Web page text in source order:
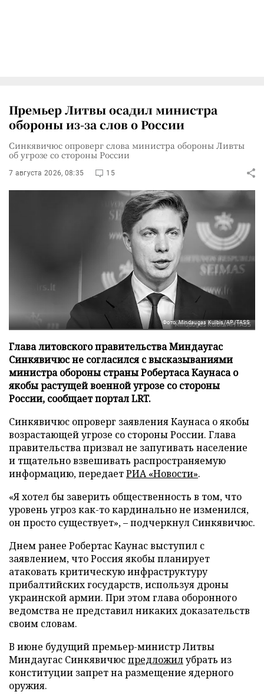
Премьер Литвы осадил министра
обороны из-за слов о России
Синкявичюс опроверг слова министра обороны Ливты
об угрозе со стороны России
7 августа 2026, 08:35 15
Фото: Mindaugas Kulbis/AP/TASS
Глава литовского правительства Миндаугас
Синкявичюс не согласился с высказываниями
министра обороны страны Робертаса Каунаса о
якобы растущей военной угрозе со стороны
России, сообщает портал LRT.
Синкявичюс опроверг заявления Каунаса о якобы
возрастающей угрозе со стороны России. Глава
правительства призвал не запугивать население
и тщательно взвешивать распространяемую
информацию, передаетРИА «Новости».
«Я хотел бы заверить общественность в том, что
уровень угроз как-то кардинально не изменился,
он просто существует», – подчеркнул Синкявичюс.
Днем ранее Робертас Каунас выступил с
заявлением, что Россия якобы планирует
атаковать критическую инфраструктуру
прибалтийских государств, используя дроны
украинской армии. При этом глава оборонного
ведомства не представил никаких доказательств
своим словам.
В июне будущий премьер-министр Литвы
Миндаугас Синкявичюспредложилубрать из
конституции запрет на размещение ядерного
оружия.